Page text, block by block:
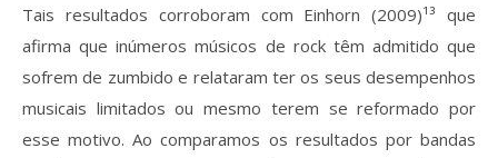
Tais resultados corroboram com Einhorn (2009)¹³ que
afirma que inúmeros músicos de rock têm admitido que
sofrem de zumbido e relataram ter os seus desempenhos
musicais limitados ou mesmo terem se reformado por
esse motivo. Ao comparamos os resultados por bandas